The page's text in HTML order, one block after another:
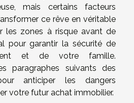
mais certains facteurs
ce rêve en véritable
les zones à risque avant de
pour garantir la sécurité de
et de votre famille.
paragraphes suivants des
anticiper les dangers
votre futur achat immobilier.